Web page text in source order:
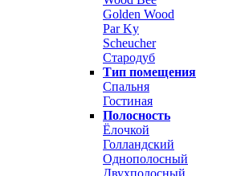
Golden Wood
Par Ky
Scheucher
Стародуб
Тип помещения
Спальня
Гостиная
Полосность
Ёлочкой
Голландский
Однополосный